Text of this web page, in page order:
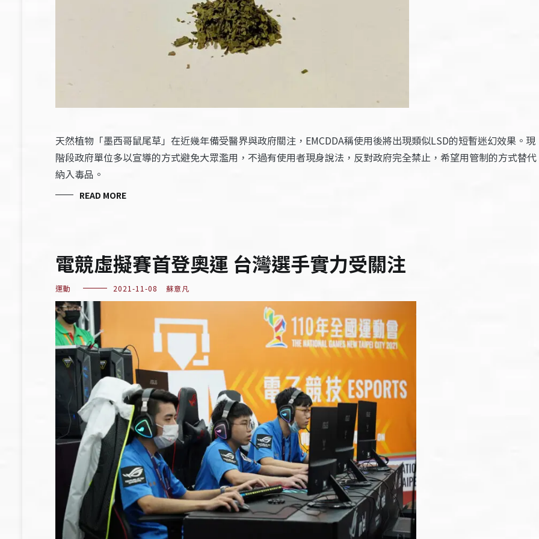
天然植物「墨西哥鼠尾草」在近幾年備受醫界與政府關注，EMCDDA稱使用後將出現類似LSD的短暫迷幻效果。現
階段政府單位多以宣導的方式避免大眾濫用，不過有使用者現身說法，反對政府完全禁止，希望用管制的方式替代
納入毒品。
READ MORE
電競虛擬賽首登奧運 台灣選手實力受關注
運動 2021-11-08 蘇意凡